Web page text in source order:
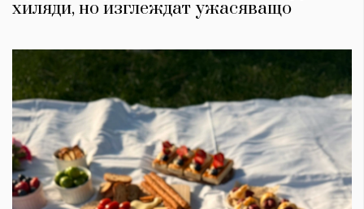
хиляди, но изглеждат ужасяващо